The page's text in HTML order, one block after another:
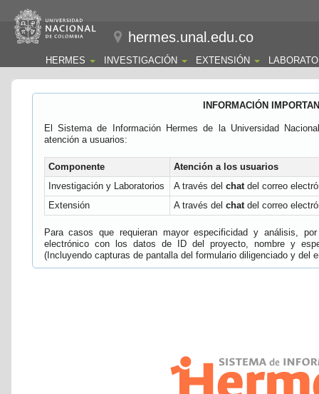
hermes.unal.edu.co
HERMES INVESTIGACIÓN EXTENSIÓN
INFORMACIÓN
El Sistema de Información Hermes de la Universidad
atención a usuarios:
Componente
Atención a los usuarios
Investigación y Laboratorios
A través del chatdel correo
Extensión
A través del chatdel correo
Para casos que requieran mayor especificidad y análisis,
electrónico con los datos de ID del proyecto, nombre y
(Incluyendo capturas de pantalla del formulario diligenciado y del